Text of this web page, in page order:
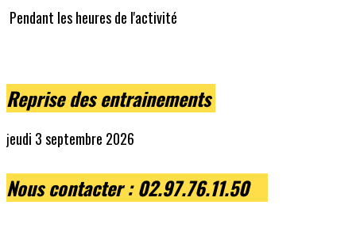
Pendant les heures de l'activité
Reprise des entrainements
jeudi 3 septembre 2026
Nous contacter: 02.97.76.11.50